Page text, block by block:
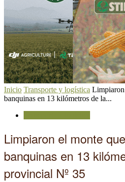
Inicio Transporte y logística
banquinas en 13 kilómetros de la...
Limpiaron el monte
banquinas en 13
provincial Nº 35